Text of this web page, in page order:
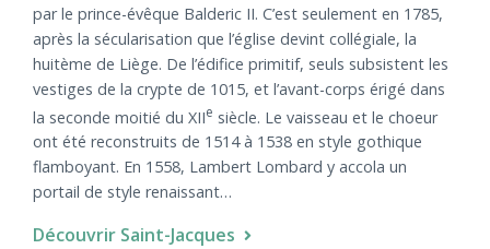
par le prince-évêque Balderic II. C’est seulement en 1785,
après la sécularisation que l’église devint collégiale, la
huitème de Liège. De l’édifice primitif, seuls subsistent les
vestiges de la crypte de 1015, et l’avant-corps érigé dans
la seconde moitié du XIIe siècle. Le vaisseau et le choeur
ont été reconstruits de 1514 à 1538 en style gothique
flamboyant. En 1558, Lambert Lombard y accola un
portail de style renaissant…
Découvrir Saint-Jacques